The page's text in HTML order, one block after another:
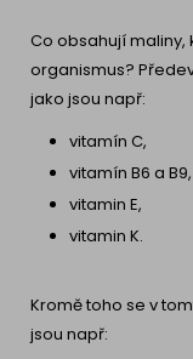
Co obsahují
organismus?
jako jsou např:
vitamín C,
vitamín B6 a B9,
vitamin E,
vitamin K.
Kromě toho se v
jsou např: